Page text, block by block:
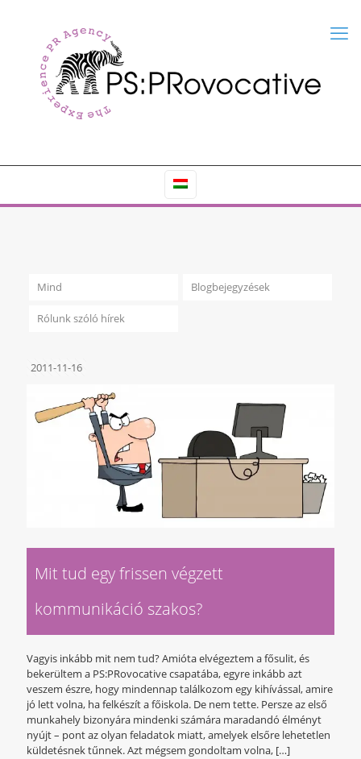
Mind Blogbejegyzések
Rólunk szóló hírek
2011-11-16
Mit tud egy frissen végzett
kommunikáció szakos?
Vagyis inkább mit nem tud? Amióta elvégeztem a fősulit, és
bekerültem a PS:PRovocative csapatába, egyre inkább azt
veszem észre, hogy mindennap találkozom egy kihívással, amire
jó lett volna, ha felkészít a főiskola. De nem tette. Persze az első
munkahely bizonyára mindenki számára maradandó élményt
nyújt – pont az olyan feladatok miatt, amelyek elsőre lehetetlen
küldetésnek tűnnek. Azt mégsem gondoltam volna, […]